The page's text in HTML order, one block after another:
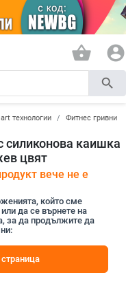
shopping_basket account_circle
search
технологии Фитнес гривни
силиконова каишка
цвят
вече не е
който сме
да се върнете на
за да продължите да